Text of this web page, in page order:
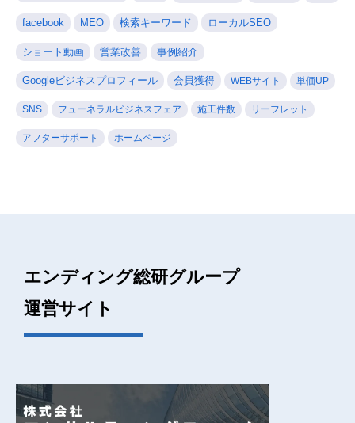
facebook MEO 検索キーワード ローカルSEO
ショート動画 営業改善 事例紹介
Googleビジネスプロフィール 会員獲得 WEBサイト 単価UP
SNS フューネラルビジネスフェア 施工件数 リーフレット
アフターサポート ホームページ
エンディング総研グループ
運営サイト